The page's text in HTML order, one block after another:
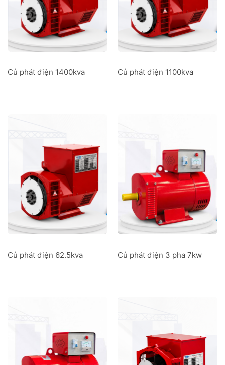
Củ phát điện 1400kva Củ phát điện 1100kva
Củ phát điện 62.5kva Củ phát điện 3 pha 7kw